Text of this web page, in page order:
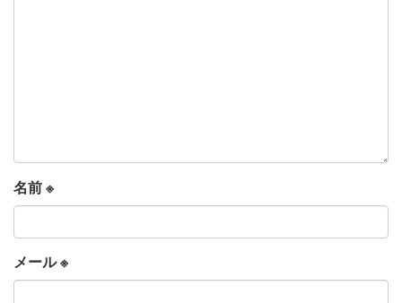
名前※
メール※